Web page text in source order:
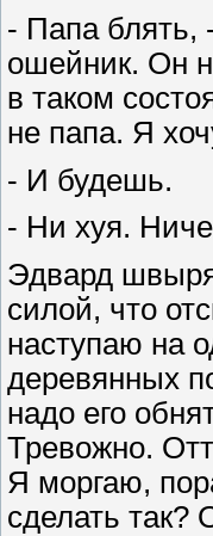
- Папа блять,
ошейник. Он
в таком
не папа. Я
- И будешь.
- Ни хуя.
Эдвард
силой, что
наступаю на
деревянных
надо его
Тревожно.
Я моргаю,
сделать так?